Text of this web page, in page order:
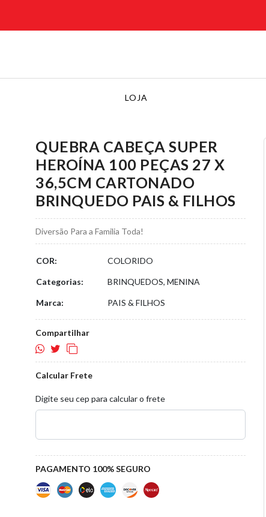
LOJA
QUEBRA CABEÇA SUPER
HEROÍNA 100 PEÇAS 27 X
36,5CM CARTONADO
BRINQUEDO PAIS & FILHOS
Diversão Para a Familia Toda!
COR: COLORIDO
Categorias: BRINQUEDOS, MENINA
Marca: PAIS & FILHOS
Compartilhar
Calcular Frete
Digite seu cep para calcular o frete
PAGAMENTO 100% SEGURO